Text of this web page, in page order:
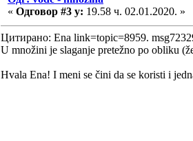
« Одговор #3 у: 19.58 ч. 02.01.2020. »
Цитирано: Ena link=topic=8959.
U množini je slaganje pretežno po obliku
Hvala Ena! I meni se čini da se koristi i